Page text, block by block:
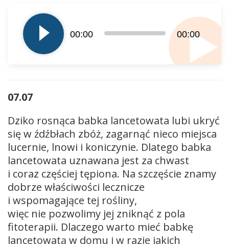
plików
dźwiękowych
00:00 00:00
07.07
Dziko rosnąca babka lancetowata lubi ukryć
się w źdźbłach zbóż, zagarnąć nieco miejsca
lucernie, lnowi i koniczynie. Dlatego babka
lancetowata uznawana jest za chwast
i coraz częściej tępiona. Na szczęście znamy
dobrze właściwości lecznicze
i wspomagające tej rośliny,
więc nie pozwolimy jej zniknąć z pola
fitoterapii. Dlaczego warto mieć babkę
lancetowatą w domu i w razie jakich